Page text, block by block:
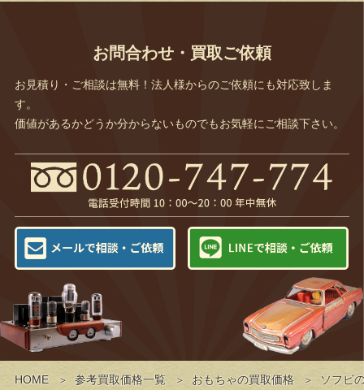
HOME 参考買取価格一覧 おもちゃの買取価格 ソフビ
お問合わせ・買取ご依頼
お見積り・ご相談は無料！法人様からのご依頼にも対応致しま
す。
価値があるかどうか分からないものでもお気軽にご相談下さい。